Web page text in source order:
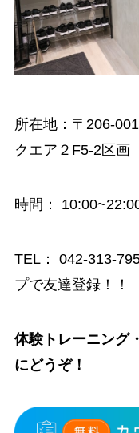
所在地：〒206-
クエア２F5-2区画
時間 ：
TEL： 042-313-
プで友達登録！！
体験トレーニング
にどうぞ！